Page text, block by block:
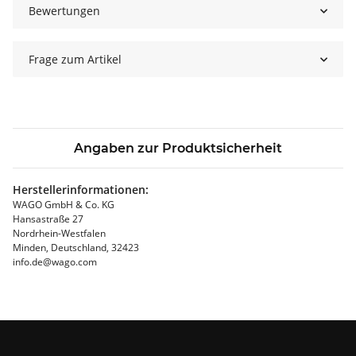
Bewertungen
Frage zum Artikel
Angaben zur Produktsicherheit
Herstellerinformationen:
WAGO GmbH & Co. KG
Hansastraße 27
Nordrhein-Westfalen
Minden, Deutschland, 32423
info.de@wago.com